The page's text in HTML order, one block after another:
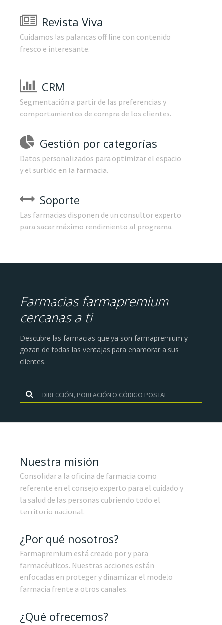
Revista Viva
Cuidamos las palancas off line con contenido
fresco e interesante.
CRM
Segmentación a partir de las preferencias y
comportamientos de compra de los clientes.
Gestión por categorías
Datos personalizados para optimizar el espacio
y el surtido en la farmacia.
Soporte
Las farmacias disponen de un consultor experto
para sacar máximo rendimiento al programa.
Farmacias farmapremium
cercanas a ti
Descubre las farmacias que ya son farmapremium y
gozan de todas las ventajas para enamorar a sus
clientes.
Nuestra misión
Consolidar a la oficina de farmacia como
referente en el consejo experto para el cuidado y
la salud de las personas cubriendo todo el
territorio nacional.
¿Por qué nosotros?
Farmapremium está creado por y para
farmacéuticos. Nuestras acciones están
enfocadas en proteger y dinamizar el modelo
farmacia frente a otros canales.
¿Qué ofrecemos?